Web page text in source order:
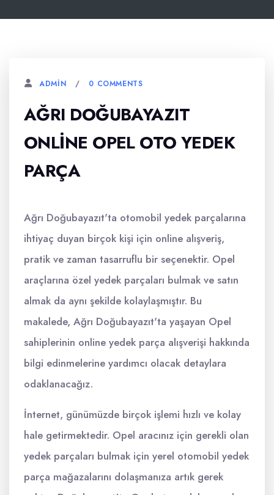
ADMIN 0 COMMENTS
AĞRI DOĞUBAYAZIT
ONLINE OPEL OTO YEDEK
PARÇA
Ağrı Doğubayazıt'ta otomobil yedek parçalarına
ihtiyaç duyan birçok kişi için online alışveriş,
pratik ve zaman tasarruflu bir seçenektir. Opel
araçlarına özel yedek parçaları bulmak ve satın
almak da aynı şekilde kolaylaşmıştır. Bu
makalede, Ağrı Doğubayazıt'ta yaşayan Opel
sahiplerinin online yedek parça alışverişi hakkında
bilgi edinmelerine yardımcı olacak detaylara
odaklanacağız.
İnternet, günümüzde birçok işlemi hızlı ve kolay
hale getirmektedir. Opel aracınız için gerekli olan
yedek parçaları bulmak için yerel otomobil yedek
parça mağazalarını dolaşmanıza artık gerek